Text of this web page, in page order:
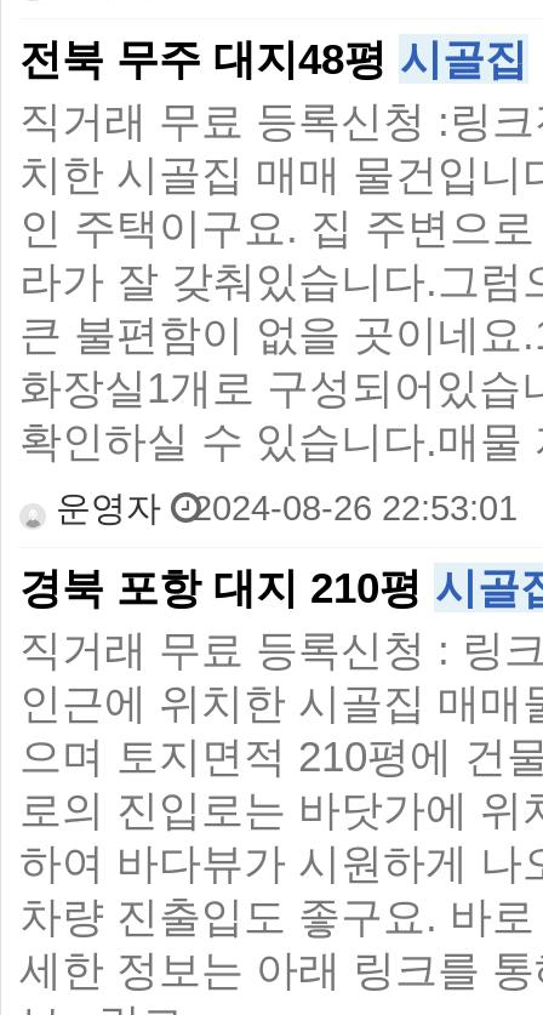
전북 무주 대지48평 시골집
직거래 무료 등록신청 :링
치한 시골집 매매 물건입
인 주택이구요. 집 주변으
라가 잘 갖춰있습니다.그
큰 불편함이 없을 곳이네
화장실1개로 구성되어있
확인하실 수 있습니다.매물
운영자 2024-08-26 22:53:01
경북 포항 대지 210평 시골
직거래 무료 등록신청 : 링
인근에 위치한 시골집 매
으며 토지면적 210평에 건
로의 진입로는 바닷가에
하여 바다뷰가 시원하게
차량 진출입도 좋구요. 바
세한 정보는 아래 링크를